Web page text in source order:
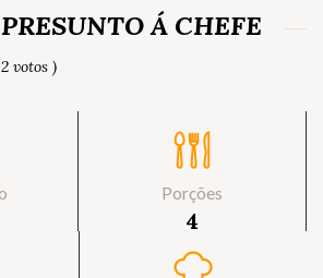
Á CHEFE
votos )
Porções
4